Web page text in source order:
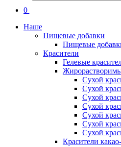
0
Наше
Пищевые добавки
Пищевые
Красители
Гелевые
Сухой
Сухой
Сухой
Сухой
Сухой
Сухой
Сухой
Красители